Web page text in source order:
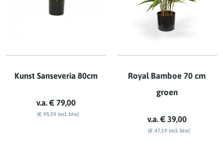
Kunst Sanseveria 80cm
v.a. € 79,00
(€ 95,59 incl. btw)
Royal Bamboe 70 cm
groen
v.a. € 39,00
(€ 47,19 incl. btw)